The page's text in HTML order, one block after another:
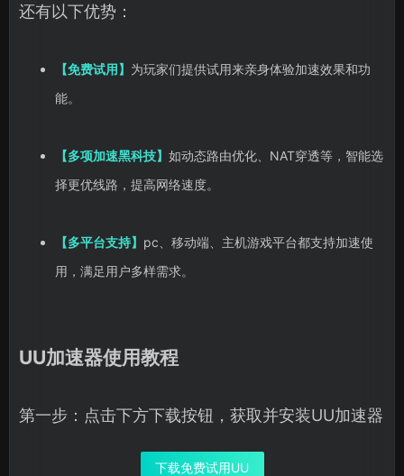
还有以下优势：
【免费试用】 为玩家们提供试用来亲身体验加速效果和功
能。
【多项加速黑科技】 如动态路由优化、NAT穿透等，智能选
择更优线路，提高网络速度。
【多平台支持】 pc、移动端、主机游戏平台都支持加速使
用，满足用户多样需求。
UU加速器使用教程
第一步：点击下方下载按钮，获取并安装UU加速器
下载免费试用UU